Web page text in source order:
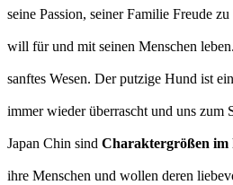
seine Passion, seiner Familie Freude
will für und mit seinen Menschen
sanftes Wesen. Der putzige Hund ist
immer wieder überrascht und uns zum
Japan Chin sind Charaktergrößen im
ihre Menschen und wollen deren